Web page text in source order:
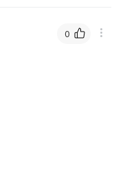
0